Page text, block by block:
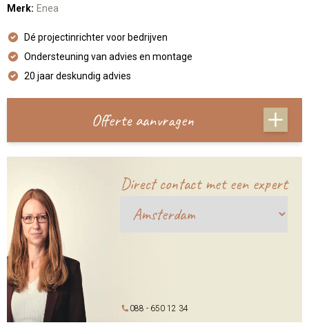
Merk: Enea
Dé projectinrichter voor bedrijven
Ondersteuning van advies en montage
20 jaar deskundig advies
Offerte aanvragen
Direct contact met een expert
088 - 650 12 34